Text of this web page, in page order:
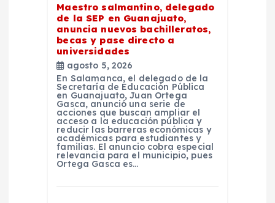
Maestro salmantino, delegado
de la SEP en Guanajuato,
anuncia nuevos bachilleratos,
becas y pase directo a
universidades
agosto 5, 2026
En Salamanca, el delegado de la
Secretaría de Educación Pública
en Guanajuato, Juan Ortega
Gasca, anunció una serie de
acciones que buscan ampliar el
acceso a la educación pública y
reducir las barreras económicas y
académicas para estudiantes y
familias. El anuncio cobra especial
relevancia para el municipio, pues
Ortega Gasca es…